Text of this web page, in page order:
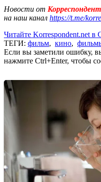
Новости от
на наш канал https://t.me/
Читайте Korrespondent.net в
ТЕГИ: фильм, кино,
Если вы заметили ошибку,
нажмите Ctrl+Enter, чтобы